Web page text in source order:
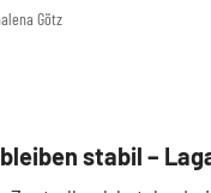
Götz
wichtige Marke von
stabil –